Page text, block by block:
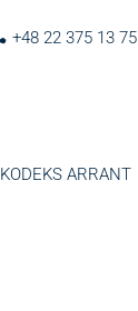
+48 22 375 13 75
KODEKS ARRANT